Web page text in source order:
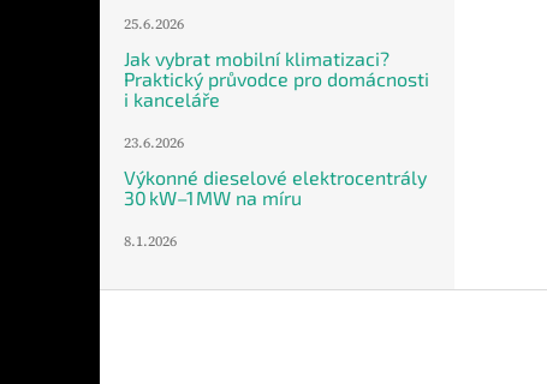
25.6.2026
Jak vybrat mobilní klimatizaci?
Praktický průvodce pro domácnosti
i kanceláře
23.6.2026
Výkonné dieselové elektrocentrály
30 kW–1 MW na míru
8.1.2026